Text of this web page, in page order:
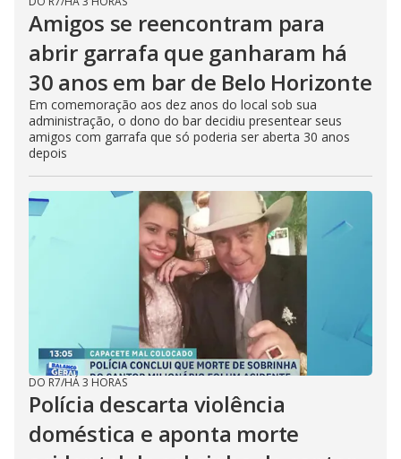
Amigos se reencontram para
abrir garrafa que ganharam há
30 anos em bar de Belo Horizonte
Em comemoração aos dez anos do local sob sua
administração, o dono do bar decidiu presentear seus
amigos com garrafa que só poderia ser aberta 30 anos
depois
DO R7/HÁ 3 HORAS
Polícia descarta violência
doméstica e aponta morte